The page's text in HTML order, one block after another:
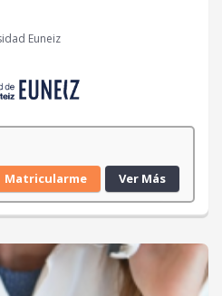
Euneiz
Matricularme Ver Más